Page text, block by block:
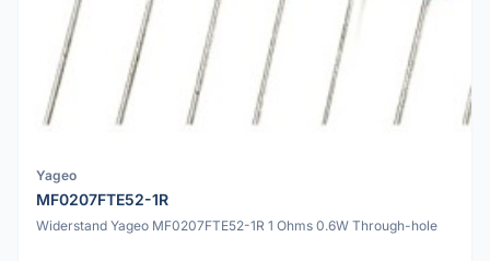
Yageo
MF0207FTE52-1R
Widerstand Yageo MF0207FTE52-1R 1 Ohms 0.6W Through-hole